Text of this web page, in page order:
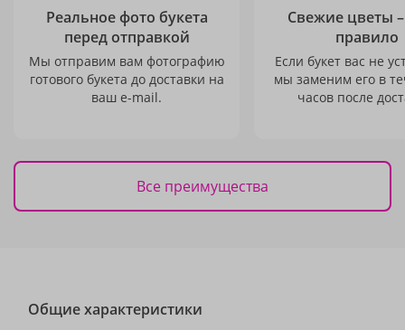
Реальное фото букета
перед отправкой
Мы отправим вам фотографию
готового букета до доставки на
ваш e-mail.
Свежие цветы
правило
Если букет вас не
мы заменим его в
часов после
Все преимущества
Общие характеристики